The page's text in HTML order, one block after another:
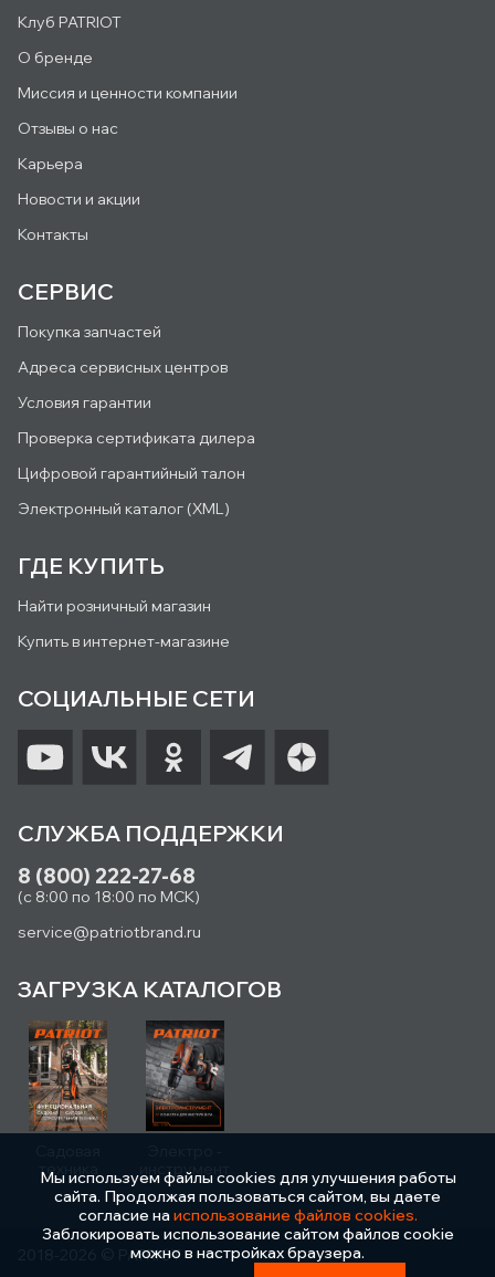
Клуб PATRIOT
О бренде
Миссия и ценности компании
Отзывы о нас
Карьера
Новости и акции
Контакты
СЕРВИС
Покупка запчастей
Адреса сервисных центров
Условия гарантии
Проверка сертификата дилера
Цифровой гарантийный талон
Электронный каталог (XML)
ГДЕ КУПИТЬ
Найти розничный магазин
Купить в интернет-магазине
СОЦИАЛЬНЫЕ СЕТИ
СЛУЖБА ПОДДЕРЖКИ
8 (800) 222-27-68
(с 8:00 по 18:00 по МСК)
service@patriotbrand.ru
ЗАГРУЗКА КАТАЛОГОВ
техника
инструмент
2018-2026 © PATRIOT
Мы используем файлы cookies для улучшения работы
сайта. Продолжая пользоваться сайтом, вы даете
согласие на использование файлов cookies.
Заблокировать использование сайтом файлов cookie
можно в настройках браузера.